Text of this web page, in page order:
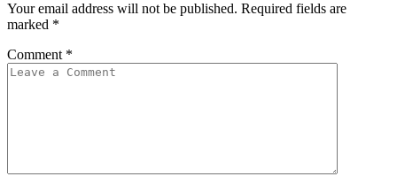
Your email address will not be published. Required fields are
marked *
Comment *